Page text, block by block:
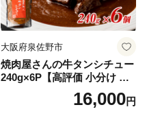
大阪府泉佐野市
焼肉屋さんの牛タンシチュー
240g×6P【高評価 小分け 惣
菜 牛たん 一人暮らし 冷凍】
16,000円